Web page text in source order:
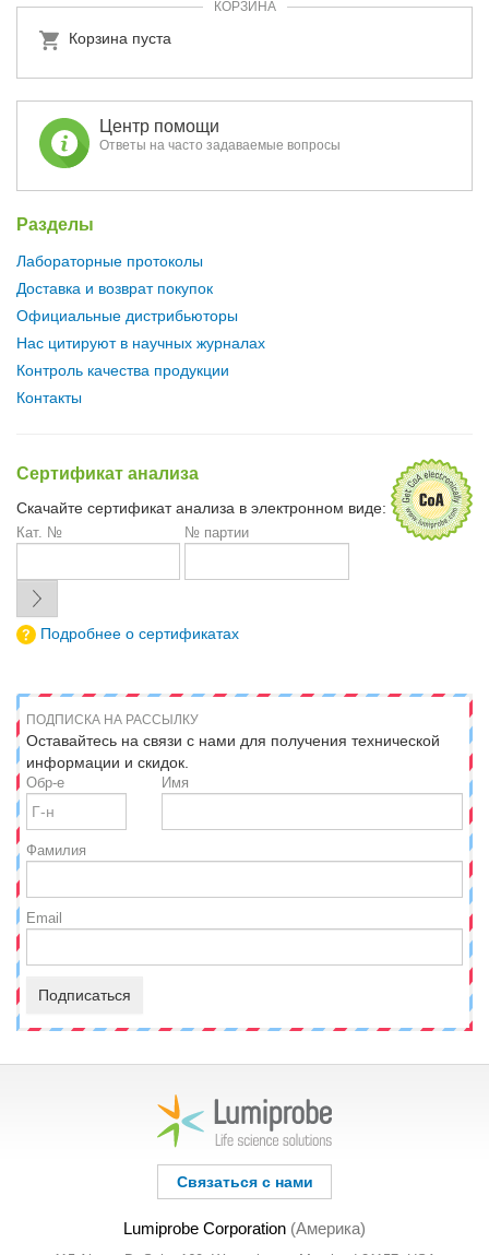
КОРЗИНА
Корзина пуста
Центр помощи
Ответы на часто задаваемые вопросы
Разделы
Лабораторные протоколы
Доставка и возврат покупок
Официальные дистрибьюторы
Нас цитируют в научных журналах
Контроль качества продукции
Контакты
Сертификат анализа
Скачайте сертификат анализа в электронном виде:
Кат. № № партии
Подробнее о сертификатах
ПОДПИСКА НА РАССЫЛКУ
Оставайтесь на связи с нами для получения технической
информации и скидок.
Обр-е Имя
Фамилия
Email
Подписаться
Связаться с нами
Lumiprobe Corporation (Америка)